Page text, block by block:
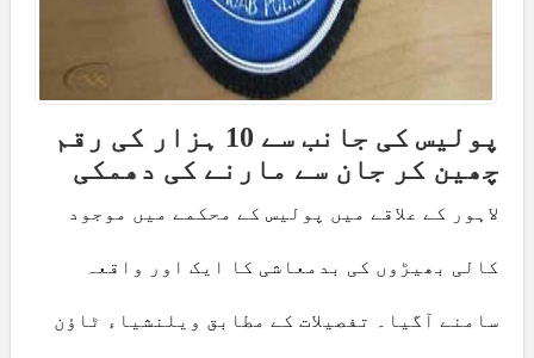
پولیس کی جانب سے 10 ہزار کی رقم
چھین کر جان سے مارنے کی دھمکی
لاہور کے علاقے میں پولیس کے محکمے میں موجود
کالی بھیڑوں کی بدمعاشی کا ایک اور واقعہ
سامنے آگیا۔ تفصیلات کے مطابق ویلنشیاء ٹاؤن